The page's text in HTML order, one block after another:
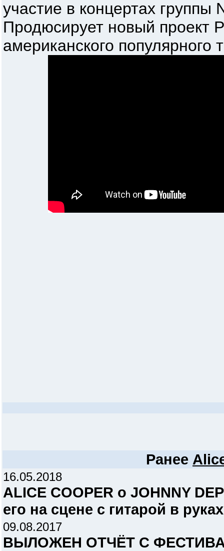
участие в концертах группы
Продюсирует новый проект
американского популярного
Ранее
16.05.2018
ALICE COOPER о JOHNNY
его на сцене с гитарой в руках
09.08.2017
ВЫЛОЖЕН ОТЧЁТ С